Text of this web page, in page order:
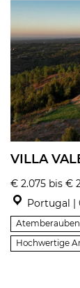
VILLA
€ 2.075 bis €
Portugal |
Hochwertige